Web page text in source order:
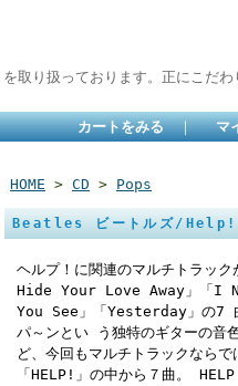
り扱っております。正にこだわ
カートをみる ｜ マ
HOME > CD > Pops
Beatles ビートルズ/
ヘルプ！に関連のマルチトラッ
Hide Your Love Away」「I
You See」「Yesterday」の7
パ～ンとい う独特のギターの
ど、今回もマルチトラックなら
「HELP!」の中から７曲。